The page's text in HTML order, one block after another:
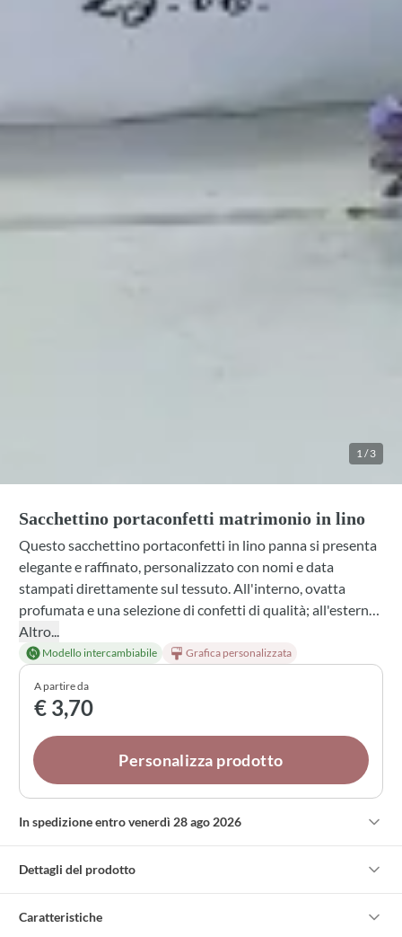
1/3
Sacchettino portaconfetti matrimonio in lino
Questo sacchettino portaconfetti in lino panna si presenta
elegante e raffinato, personalizzato con nomi e data
stampati direttamente sul tessuto. All'interno, ovatta
profumata e una selezione di confetti di qualità; all'esterno,
un tulle bianco legato con nastro in tonalità delicate
completano la bomboniera. Scegli tra diverse profumazioni,
colori di tessuto e finiture per creare un ricordo unico del
tuo matrimonio, con la possibilità di aggiungere una scatola
di presentazione.
Altro...
Modello intercambiabile Grafica personalizzata
A partire da
€ 3,70
Personalizza prodotto
In spedizione entro venerdì 28 ago 2026
Dettagli del prodotto
Caratteristiche